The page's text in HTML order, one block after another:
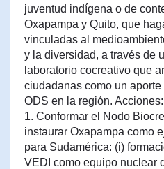
juventud indígena o de
Oxapampa y Quito, que
vinculadas al
y la diversidad, a través de
laboratorio cocreativo que
ciudadanas como un
ODS en la región. Acciones:
1. Conformar el Nodo
instaurar Oxapampa como
para Sudamérica: (i)
VEDI como equipo nuclear